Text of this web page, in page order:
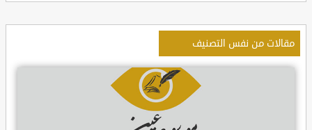
مقالات من نفس التصنيف